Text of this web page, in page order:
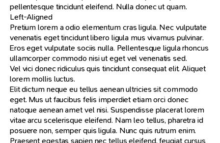
pellentesque tincidunt eleifend. Nulla donec ut quam.
Left-Aligned
Pretium lorem a odio elementum cras ligula. Nec vulputate
venenatis eget tincidunt libero ligula mus vivamus pulvinar.
Eros eget vulputate sociis nulla. Pellentesque ligula rhoncus
ullamcorper commodo nisi ut eget vel venenatis sed.
Vel vici donec ridiculus quis tincidunt consequat elit. Aliquet
lorem mollis luctus.
Elit dictum neque eu tellus aenean ultricies sit commodo
eget. Mus ut faucibus felis imperdiet etiam orci donec
natoque aenean amet vel nisi. Suspendisse placerat lorem
vitae arcu scelerisque eleifend. Nam leo tellus, pharetra id
posuere non, semper quis ligula. Nunc quis rutrum enim.
Praesent egestas sapien nec tellus eleifend, feugiat cursus